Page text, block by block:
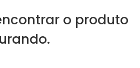
o produto